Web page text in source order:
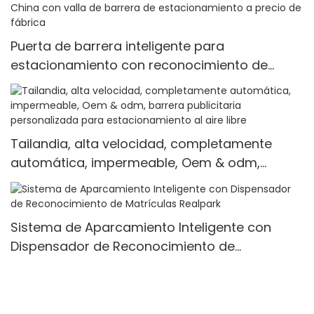
Puerta de barrera inteligente para
estacionamiento con reconocimiento de
matrículas de software fabricada en China
con valla de barrera de estacionamiento a
precio de fábrica
Tailandia, alta velocidad, completamente
automática, impermeable, Oem & odm,
barrera publicitaria personalizada para
estacionamiento al aire libre
Sistema de Aparcamiento Inteligente con
Dispensador de Reconocimiento de